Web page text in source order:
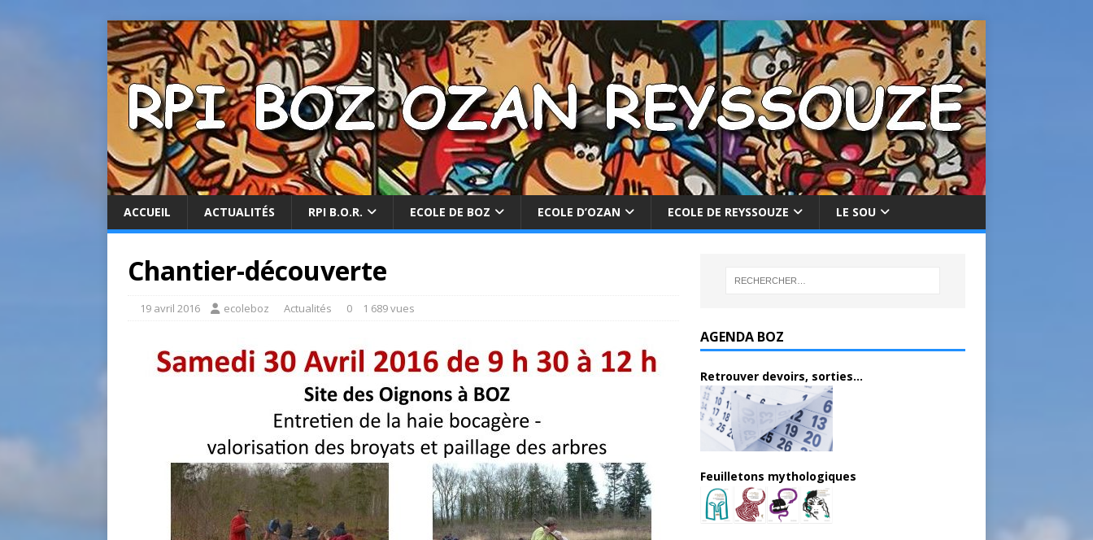
ACCUEIL ACTUALITÉS RPI B.O.R. ECOLE DE BOZ ECOLE D’OZAN ECOLE DE REYSSOUZE LE SOU
Chantier-découverte
19 avril 2016 ecoleboz Actualités 0 1 689 vues
AGENDA BOZ
Retrouver devoirs, sorties...
Feuilletons mythologiques